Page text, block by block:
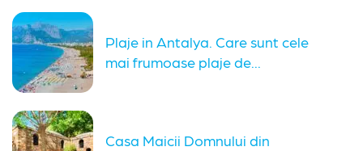
Plaje in Antalya. Care sunt cele
mai frumoase plaje de...
Casa Maicii Domnului din